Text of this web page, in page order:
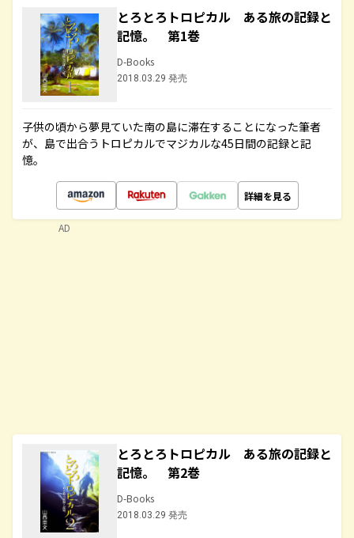
とろとろトロピカル ある旅の記録と
記憶。 第1巻
D-Books
2018.03.29 発売
子供の頃から夢見ていた南の島に滞在することになった筆者
が、島で出合うトロピカルでマジカルな45日間の記録と記
憶。
詳細を見る
とろとろトロピカル ある旅の記録と
記憶。 第2巻
D-Books
2018.03.29 発売
AD